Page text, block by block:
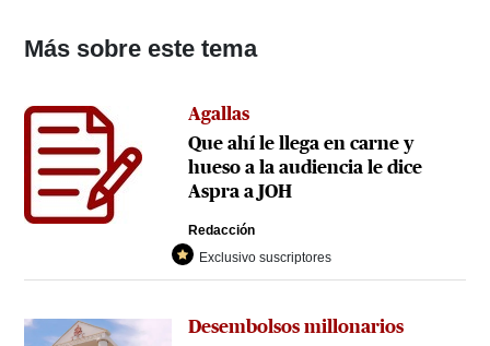
Más sobre este tema
Agallas
Que ahí le llega en carne y
hueso a la audiencia le dice
Aspra a JOH
Redacción
Exclusivo suscriptores
Desembolsos millonarios